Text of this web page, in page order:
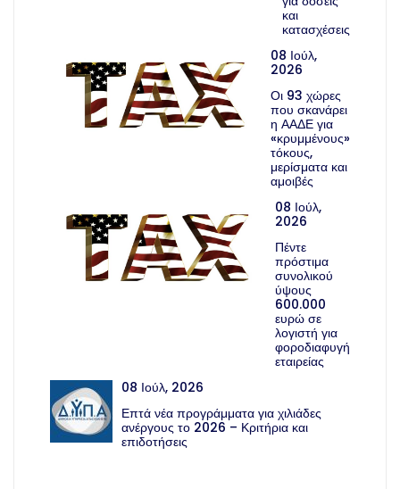
και
κατασχέσεις
08 Ιούλ,
2026
Οι 93 χώρες
που σκανάρει
η ΑΑΔΕ για
«κρυμμένους»
τόκους,
μερίσματα και
αμοιβές
08 Ιούλ,
2026
Πέντε
πρόστιμα
συνολικού
ύψους
600.000
ευρώ σε
λογιστή για
φοροδιαφυγή
εταιρείας
08 Ιούλ, 2026
Επτά νέα προγράμματα για χιλιάδες
ανέργους το 2026 – Κριτήρια και
επιδοτήσεις